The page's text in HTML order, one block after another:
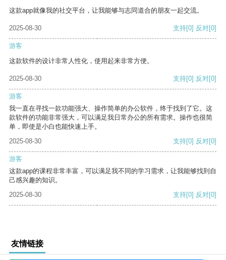
这款app就像我的社交平台，让我能够与志同道合的朋友一起交流。
2025-08-30 支持[0] 反对[0]
游客
这款软件的设计非常人性化，使用起来非常方便。
2025-08-30 支持[0] 反对[0]
游客
我一直在寻找一款功能强大、操作简单的办公软件，终于找到了它。这
款软件的功能非常强大，可以满足我日常办公的所有需求。操作也很简
单，即使是小白也能快速上手。
2025-08-30
支持[0] 反对[0]
游客
这款app的课程非常丰富，可以满足我不同的学习需求，让我能够找到自
己感兴趣的知识。
2025-08-30
支持[0] 反对[0]
友情链接